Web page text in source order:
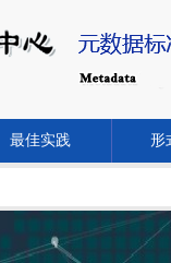
最佳实践 形